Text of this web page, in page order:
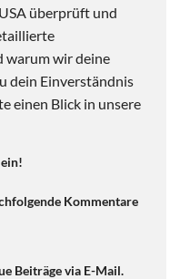
überprüft und
warum wir deine
dein Einverständnis
einen Blick in unsere
Kommentare
Beiträge via E-Mail.